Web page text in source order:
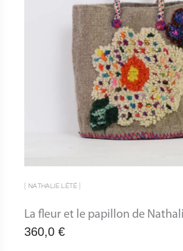
[ NATHALIE LÉTÉ ]
La fleur et le papillon de
360,0 €